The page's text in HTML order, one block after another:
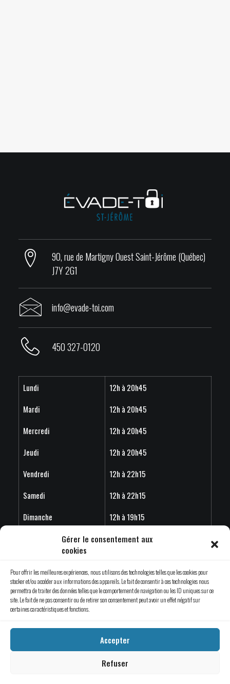
Gérer le consentement aux
cookies
Pour offrir les meilleures expériences, nous utilisons des technologies telles que les cookies pour
stocker et/ou accéder aux informations des appareils. Le fait de consentir à ces technologies nous
permettra de traiter des données telles que le comportement de navigation ou les ID uniques sur ce
site. Le fait de ne pas consentir ou de retirer son consentement peut avoir un effet négatif sur
certaines caractéristiques et fonctions.
Accepter
Refuser
90, rue de Martigny Ouest Saint-Jérôme (Québec)
J7Y 2G1
info@evade-toi.com
450 327-0120
Lundi
12h à 20h45
Mardi
12h à 20h45
Mercredi
12h à 20h45
Jeudi
12h à 20h45
Vendredi
12h à 22h15
Samedi
12h à 22h15
Dimanche
12h à 19h15
Horaire estivales 2026 - Les horaires peuvent variés en
fonction de l'achalandage.
© 2019 Évade-toi Saint-Jérôme | Tous droits réservés.
Une création d’